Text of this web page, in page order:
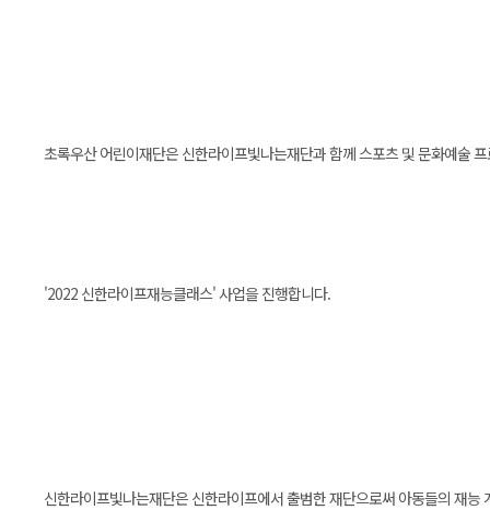
초록우산 어린이재단은 신한라이프빛나는재단과 함께 스포츠 및 문화예술
'2022 신한라이프재능클래스' 사업을 진행합니다.
신한라이프빛나는재단은 신한라이프에서 출범한 재단으로써 아동들의 재능